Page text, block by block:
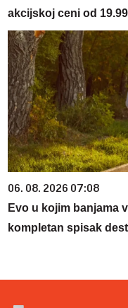
akcijskoj ceni od
06. 08. 2026 07:08
Evo u kojim banjama
kompletan spisak